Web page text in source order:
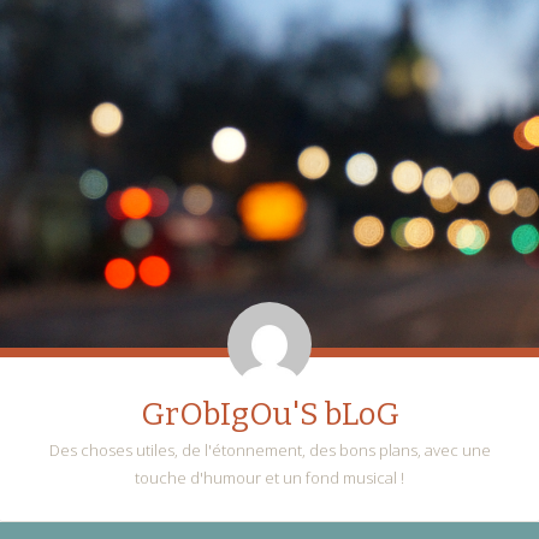
GrObIgOu'S bLoG
Des choses utiles, de l'étonnement, des bons plans, avec une
touche d'humour et un fond musical !